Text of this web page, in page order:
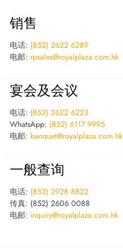
销售
电话: (852) 2622 6289
电邮: rpsales@royalplaza.com.hk
宴会及会议
电话: (852) 2622 6223
WhatsApp: (852) 6117 9995
电邮: banquet@royalplaza.com.hk
一般查询
电话: (852) 2928 8822
传真: (852) 2606 0088
电邮: inquiry@royalplaza.com.hk